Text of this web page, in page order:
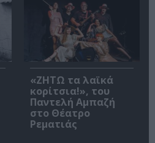
«ΖΗΤΩ τα λαϊκά
κορίτσια!», του
Παντελή Αμπαζή
στο Θέατρο
Ρεματιάς